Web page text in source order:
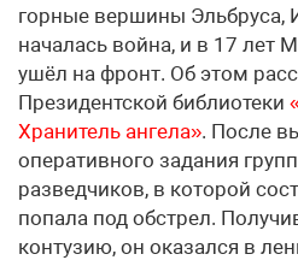
горные вершины Эльбруса,
началась война, и в 17 лет
ушёл на фронт. Об этом
Президентской библиотеки
Хранитель ангела». После
оперативного задания
разведчиков, в которой
попала под обстрел.
контузию, он оказался в